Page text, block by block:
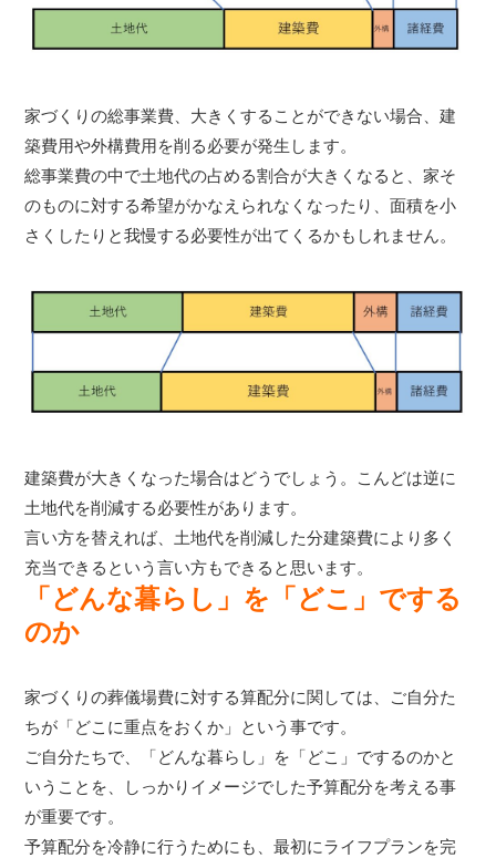
家づくりの総事業費、大きくすることができない場合、建
築費用や外構費用を削る必要が発生します。
総事業費の中で土地代の占める割合が大きくなると、家そ
のものに対する希望がかなえられなくなったり、面積を小
さくしたりと我慢する必要性が出てくるかもしれません。
建築費が大きくなった場合はどうでしょう。こんどは逆に
土地代を削減する必要性があります。
言い方を替えれば、土地代を削減した分建築費により多く
充当できるという言い方もできると思います。
「どんな暮らし」を「どこ」でする
のか
家づくりの葬儀場費に対する算配分に関しては、ご自分た
ちが「どこに重点をおくか」という事です。
ご自分たちで、「どんな暮らし」を「どこ」でするのかと
いうことを、しっかりイメージでした予算配分を考える事
が重要です。
予算配分を冷静に行うためにも、最初にライフプランを完